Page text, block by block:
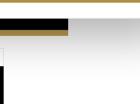
Medien anbieten zu können
führen diese Informationen
sie im Rahmen Ihrer Nutzung